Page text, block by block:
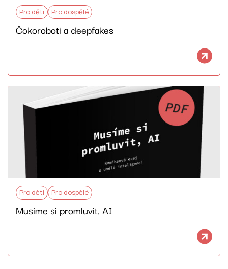
Pro děti Pro dospělé
Čokoroboti a deepfakes
Pro děti Pro dospělé
Musíme si promluvit, AI